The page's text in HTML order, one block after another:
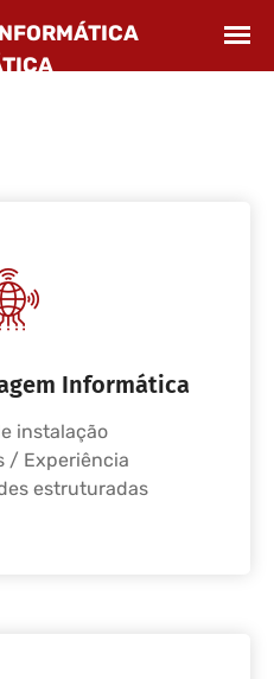
Informática
instalação
/ Experiência
estruturadas